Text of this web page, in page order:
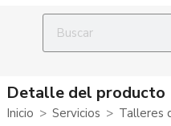
Detalle del producto
Inicio Servicios Talleres